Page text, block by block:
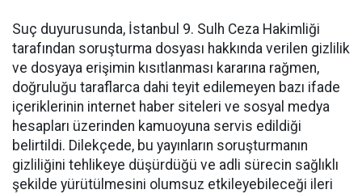
Suç duyurusunda, İstanbul 9. Sulh Ceza Hakimliği
tarafından soruşturma dosyası hakkında verilen gizlilik
ve dosyaya erişimin kısıtlanması kararına rağmen,
doğruluğu taraflarca dahi teyit edilemeyen bazı ifade
içeriklerinin internet haber siteleri ve sosyal medya
hesapları üzerinden kamuoyuna servis edildiği
belirtildi. Dilekçede, bu yayınların soruşturmanın
gizliliğini tehlikeye düşürdüğü ve adli sürecin sağlıklı
şekilde yürütülmesini olumsuz etkileyebileceği ileri